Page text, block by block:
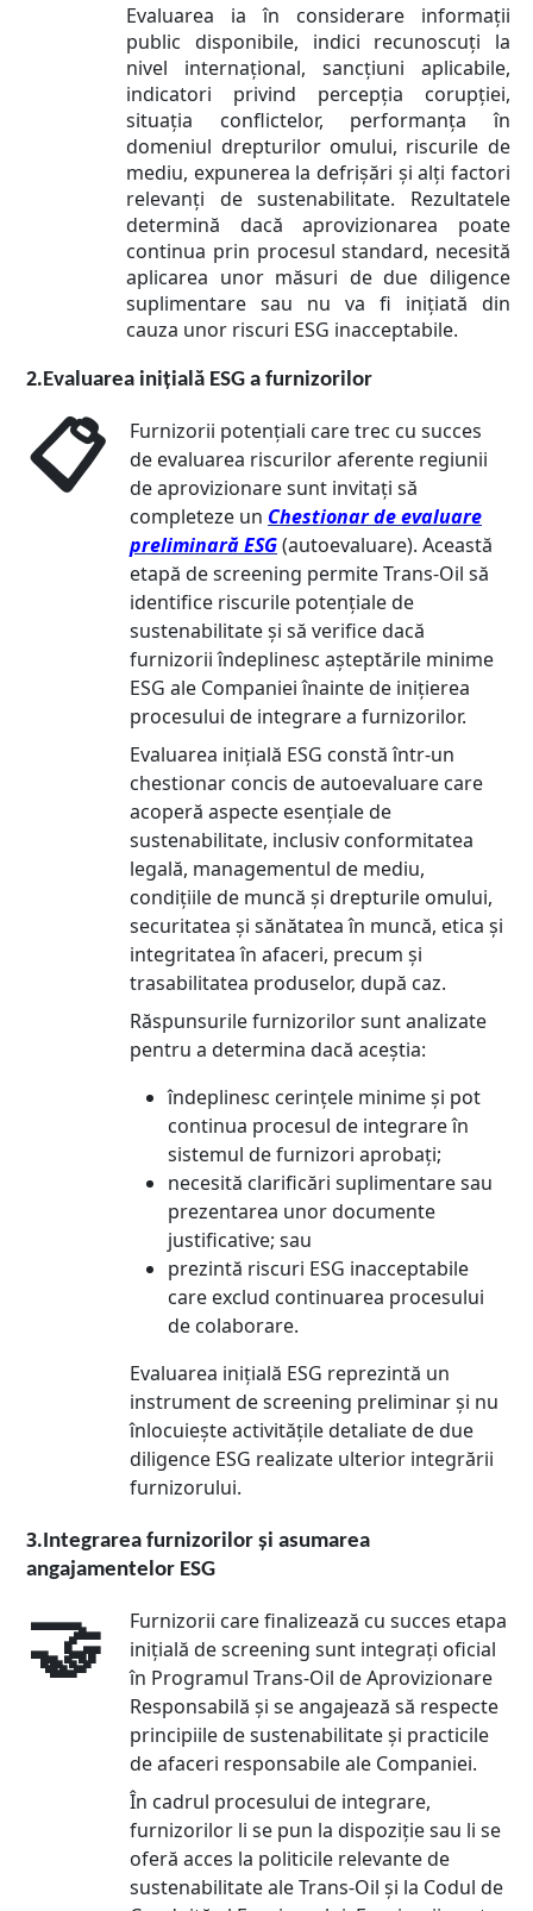
Evaluarea ia în considerare informații
public disponibile, indici recunoscuți la
nivel internațional, sancțiuni aplicabile,
indicatori privind percepția corupției,
situația conflictelor, performanța în
domeniul drepturilor omului, riscurile de
mediu, expunerea la defrișări și alți factori
relevanți de sustenabilitate. Rezultatele
determină dacă aprovizionarea poate
continua prin procesul standard, necesită
aplicarea unor măsuri de due diligence
suplimentare sau nu va fi inițiată din
cauza unor riscuri ESG inacceptabile.
2. Evaluarea inițială ESG a furnizorilor
📋
Furnizorii potențiali care trec cu succes
de evaluarea riscurilor aferente regiunii
de aprovizionare sunt invitați să
completeze un Chestionar de evaluare
preliminară ESG(autoevaluare). Această
etapă de screening permite Trans-Oil să
identifice riscurile potențiale de
sustenabilitate și să verifice dacă
furnizorii îndeplinesc așteptările minime
ESG ale Companiei înainte de inițierea
procesului de integrare a furnizorilor.
Evaluarea inițială ESG constă într-un
chestionar concis de autoevaluare care
acoperă aspecte esențiale de
sustenabilitate, inclusiv conformitatea
legală, managementul de mediu,
condițiile de muncă și drepturile omului,
securitatea și sănătatea în muncă, etica și
integritatea în afaceri, precum și
trasabilitatea produselor, după caz.
Răspunsurile furnizorilor sunt analizate
pentru a determina dacă aceștia:
îndeplinesc cerințele minime și pot
continua procesul de integrare în
sistemul de furnizori aprobați;
necesită clarificări suplimentare sau
prezentarea unor documente
justificative; sau
prezintă riscuri ESG inacceptabile
care exclud continuarea procesului
de colaborare.
Evaluarea inițială ESG reprezintă un
instrument de screening preliminar și nu
înlocuiește activitățile detaliate de due
diligence ESG realizate ulterior integrării
furnizorului.
3. Integrarea furnizorilor și asumarea
angajamentelor ESG
🤝
Furnizorii care finalizează cu succes etapa
inițială de screening sunt integrați oficial
în Programul Trans-Oil de Aprovizionare
Responsabilă și se angajează să respecte
principiile de sustenabilitate și practicile
de afaceri responsabile ale Companiei.
În cadrul procesului de integrare,
furnizorilor li se pun la dispoziție sau li se
oferă acces la politicile relevante de
sustenabilitate ale Trans-Oil și la Codul de